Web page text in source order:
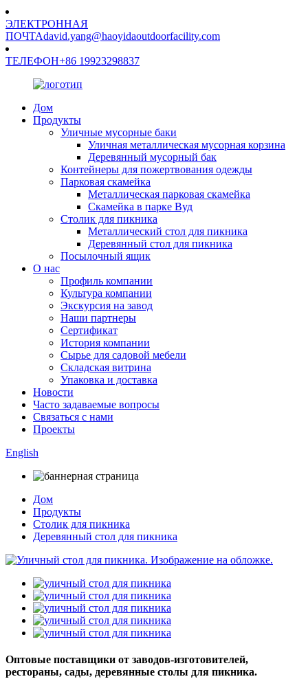
ЭЛЕКТРОННАЯ
ПОЧТАdavid.yang@haoyidaoutdoorfacility.com
ТЕЛЕФОН+86 19923298837
Дом
Продукты
Уличные мусорные баки
Уличная металлическая мусорная корзина
Деревянный мусорный бак
Контейнеры для пожертвования одежды
Парковая скамейка
Металлическая парковая скамейка
Скамейка в парке Вуд
Столик для пикника
Металлический стол для пикника
Деревянный стол для пикника
Посылочный ящик
О нас
Профиль компании
Культура компании
Экскурсия на завод
Наши партнеры
Сертификат
История компании
Сырье для садовой мебели
Складская витрина
Упаковка и доставка
Новости
Часто задаваемые вопросы
Связаться с нами
Проекты
English
Дом
Продукты
Столик для пикника
Деревянный стол для пикника
Оптовые поставщики от заводов-изготовителей,
рестораны, сады, деревянные столы для пикника.